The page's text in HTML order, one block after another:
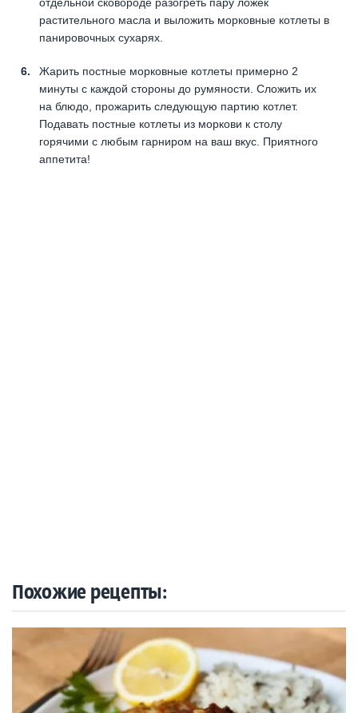
растительного масла и выложить морковные котлеты в
панировочных сухарях.
Жарить постные морковные котлеты примерно 2
минуты с каждой стороны до румяности. Сложить их
на блюдо, прожарить следующую партию котлет.
Подавать постные котлеты из моркови к столу
горячими с любым гарниром на ваш вкус. Приятного
аппетита!
Похожие рецепты: